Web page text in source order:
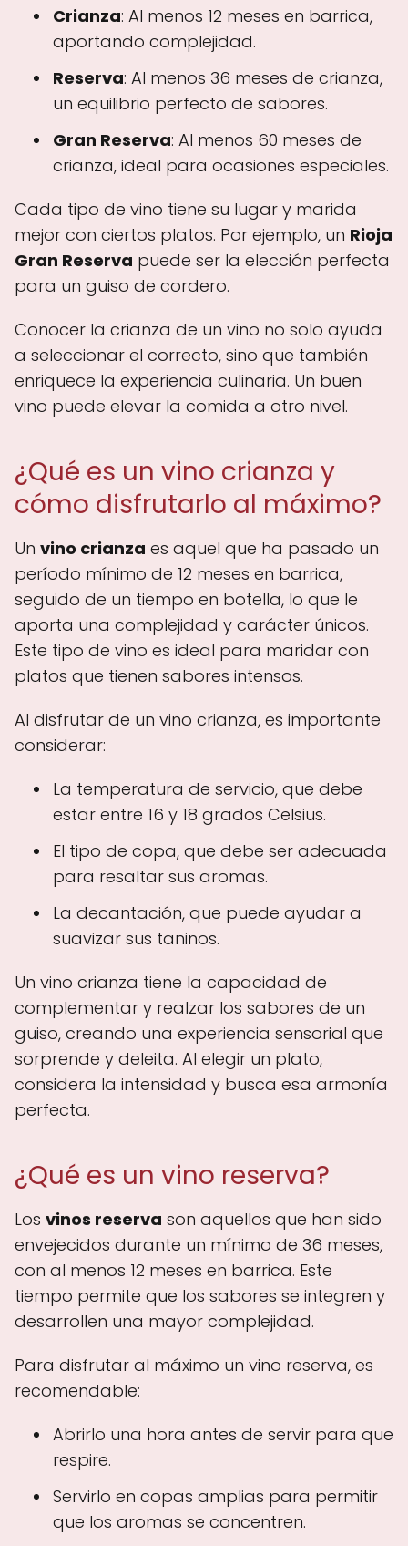
Crianza: Al menos 12 meses en barrica,
aportando complejidad.
Reserva: Al menos 36 meses de crianza,
un equilibrio perfecto de sabores.
Gran Reserva: Al menos 60 meses de
crianza, ideal para ocasiones especiales.
Cada tipo de vino tiene su lugar y marida
mejor con ciertos platos. Por ejemplo, un Rioja
Gran Reserva puede ser la elección perfecta
para un guiso de cordero.
Conocer la crianza de un vino no solo ayuda
a seleccionar el correcto, sino que también
enriquece la experiencia culinaria. Un buen
vino puede elevar la comida a otro nivel.
¿Qué es un vino crianza y
cómo disfrutarlo al máximo?
Un vino crianza es aquel que ha pasado un
período mínimo de 12 meses en barrica,
seguido de un tiempo en botella, lo que le
aporta una complejidad y carácter únicos.
Este tipo de vino es ideal para maridar con
platos que tienen sabores intensos.
Al disfrutar de un vino crianza, es importante
considerar:
La temperatura de servicio, que debe
estar entre 16 y 18 grados Celsius.
El tipo de copa, que debe ser adecuada
para resaltar sus aromas.
La decantación, que puede ayudar a
suavizar sus taninos.
Un vino crianza tiene la capacidad de
complementar y realzar los sabores de un
guiso, creando una experiencia sensorial que
sorprende y deleita. Al elegir un plato,
considera la intensidad y busca esa armonía
perfecta.
¿Qué es un vino reserva?
Los vinos reserva son aquellos que han sido
envejecidos durante un mínimo de 36 meses,
con al menos 12 meses en barrica. Este
tiempo permite que los sabores se integren y
desarrollen una mayor complejidad.
Para disfrutar al máximo un vino reserva, es
recomendable:
Abrirlo una hora antes de servir para que
respire.
Servirlo en copas amplias para permitir
que los aromas se concentren.